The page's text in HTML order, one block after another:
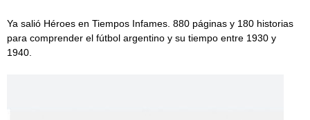
Ya salió Héroes en Tiempos Infames. 880 páginas y 180 historias
para comprender el fútbol argentino y su tiempo entre 1930 y
1940.